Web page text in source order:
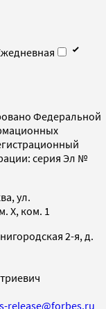
Федеральной
серия Эл №
ул.
X, ком. 1
2-я, д.
release@forbes.ru